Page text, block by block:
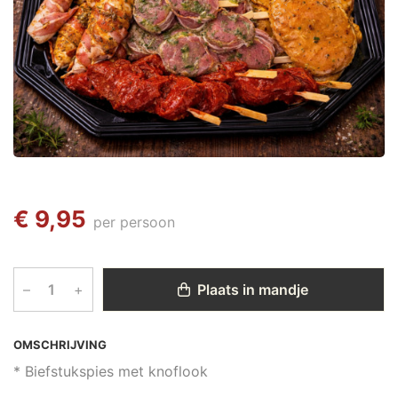
OMSCHRIJVING
* Biefstukspies met knoflook
€ 9,95 per persoon
– + Plaats in mandje